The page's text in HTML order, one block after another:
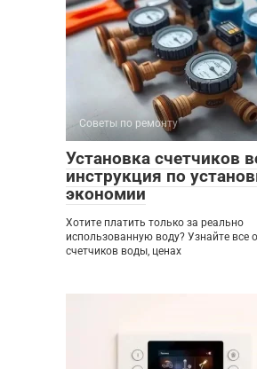
Советы по ремонту
Установка счетчиков
инструкция по
экономии
Хотите платить только за реально
использованную воду? Узнайте все
счетчиков воды, ценах